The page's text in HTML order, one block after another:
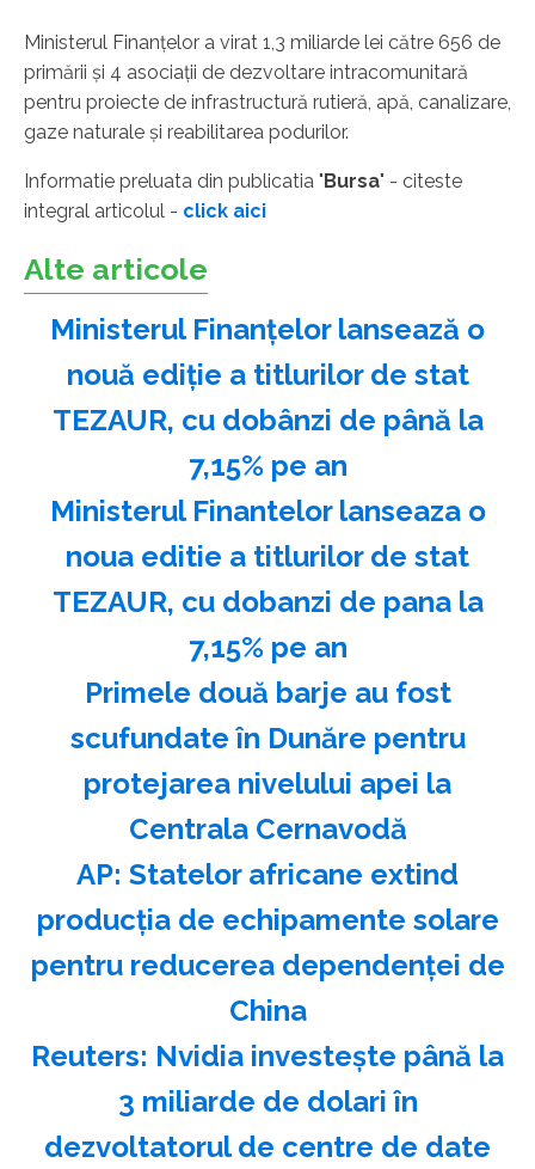
Ministerul Finanţelor a virat 1,3 miliarde lei către 656 de
primării şi 4 asociaţii de dezvoltare intracomunitară
pentru proiecte de infrastructură rutieră, apă, canalizare,
gaze naturale şi reabilitarea podurilor.
Informatie preluata din publicatia "Bursa" - citeste
integral articolul - click aici
Alte articole
Ministerul Finanţelor lansează o
nouă ediţie a titlurilor de stat
TEZAUR, cu dobânzi de până la
7,15% pe an
Ministerul Finantelor lanseaza o
noua editie a titlurilor de stat
TEZAUR, cu dobanzi de pana la
7,15% pe an
Primele două barje au fost
scufundate în Dunăre pentru
protejarea nivelului apei la
Centrala Cernavodă
AP: Statelor africane extind
producţia de echipamente solare
pentru reducerea dependenţei de
China
Reuters: Nvidia investeşte până la
3 miliarde de dolari în
dezvoltatorul de centre de date